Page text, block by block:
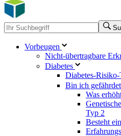
Vorbeugen
Nicht-übertragbare
Diabetes
Diabetes-Risiko-
Bin ich
Was
Typ 2
Besteht